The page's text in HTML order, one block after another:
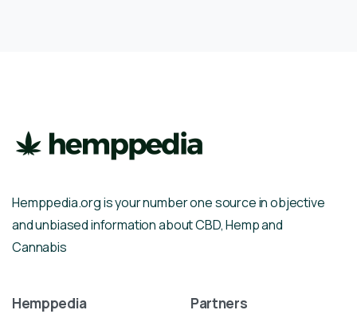
Hemppedia.org is your number one source in objective
and unbiased information about CBD, Hemp and
Cannabis
Hemppedia Partners